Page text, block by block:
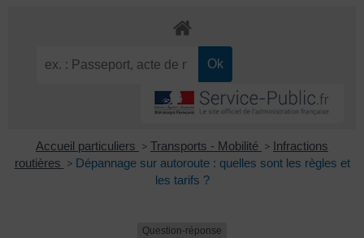
Accueil particuliers > Transports - Mobilité > Infractions
routières > Dépannage sur autoroute : quelles sont les règles et
les tarifs ?
Question-réponse